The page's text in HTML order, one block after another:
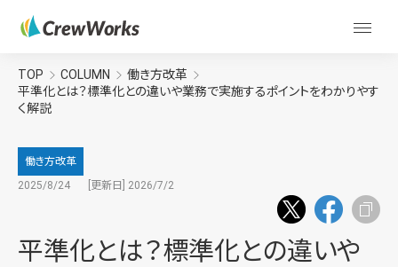
TOP COLUMN
働き方改革
平準化とは？標準化との違いや業務で実施するポイントをわかりやす
く解説
働き方改革
2025/8/24
[更新日] 2026/7/2
平準化とは？標準化との違いや